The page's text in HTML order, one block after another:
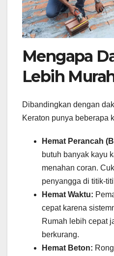
Mengapa
Lebih
Dibandingkan dengan
Keraton punya beberapa
Hemat Perancah
butuh banyak kayu
menahan coran.
penyangga di titik-
Hemat Waktu:
cepat karena
Rumah lebih cepat
berkurang.
Hemat Beton: